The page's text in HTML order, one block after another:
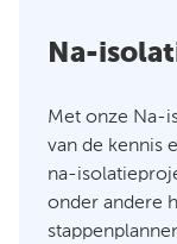
Na-
Met onze Na-
van de kennis
na-
onder andere